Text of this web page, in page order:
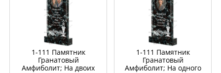
1-111 Памятник
Гранатовый
Амфиболит; На двоих
1-111 Памятник
Гранатовый
Амфиболит; На одного